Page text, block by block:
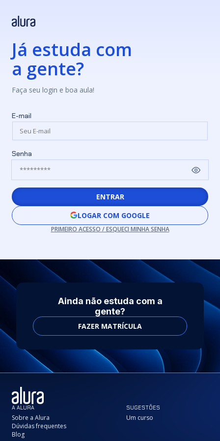
Já estuda com
a gente?
Faça seu login e boa aula!
E-mail
Senha
ENTRAR
LOGAR COM GOOGLE
PRIMEIRO ACESSO / ESQUECI MINHA SENHA
Ainda não estuda com a
gente?
FAZER MATRÍCULA
A ALURA
Sobre a Alura
Dúvidas frequentes
Blog
SUGESTÕES
Um curso